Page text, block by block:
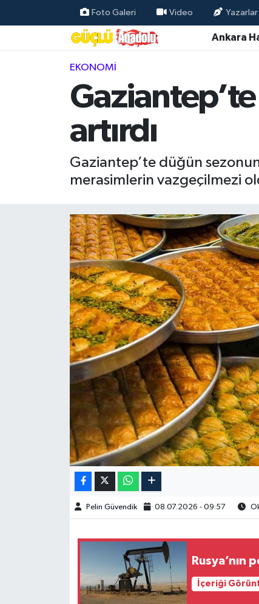
Foto Galeri Video Yazarlar
Ankara
EKONOMI
artırdı
Gaziantep’te düğün
merasimlerin vazgeçilmezi
Pelin Güvendik 08.07.2026 - 09:57
Rusya’nın
İçeriği
Özel Haber
Resmi İlanlar
Ekonomi
Gündem
Magazin
Burç Yorumları
Hava Durumu
Kim kimdir?
Kültür Sanat